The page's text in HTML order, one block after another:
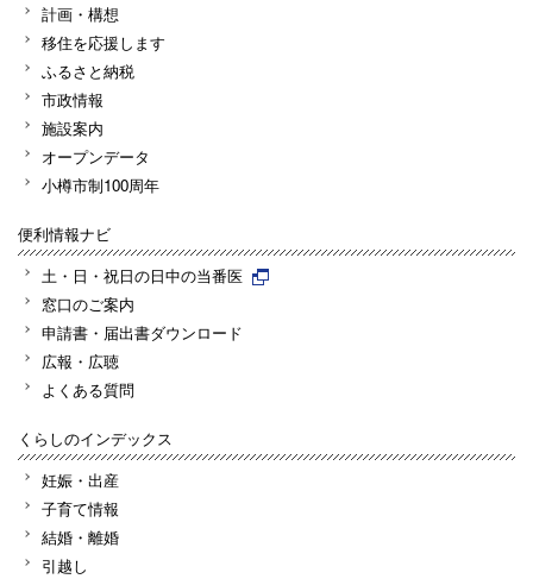
計画・構想
移住を応援します
ふるさと納税
市政情報
施設案内
オープンデータ
小樽市制100周年
便利情報ナビ
土・日・祝日の日中の当番医
窓口のご案内
申請書・届出書ダウンロード
広報・広聴
よくある質問
くらしのインデックス
妊娠・出産
子育て情報
結婚・離婚
引越し